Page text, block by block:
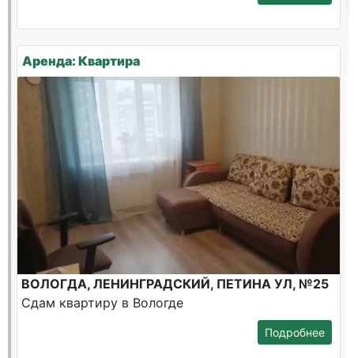
Аренда: Квартира
ВОЛОГДА, ЛЕНИНГРАДСКИЙ, ПЕТИНА УЛ, №25
Сдам квартиру в Вологде
Подробнее